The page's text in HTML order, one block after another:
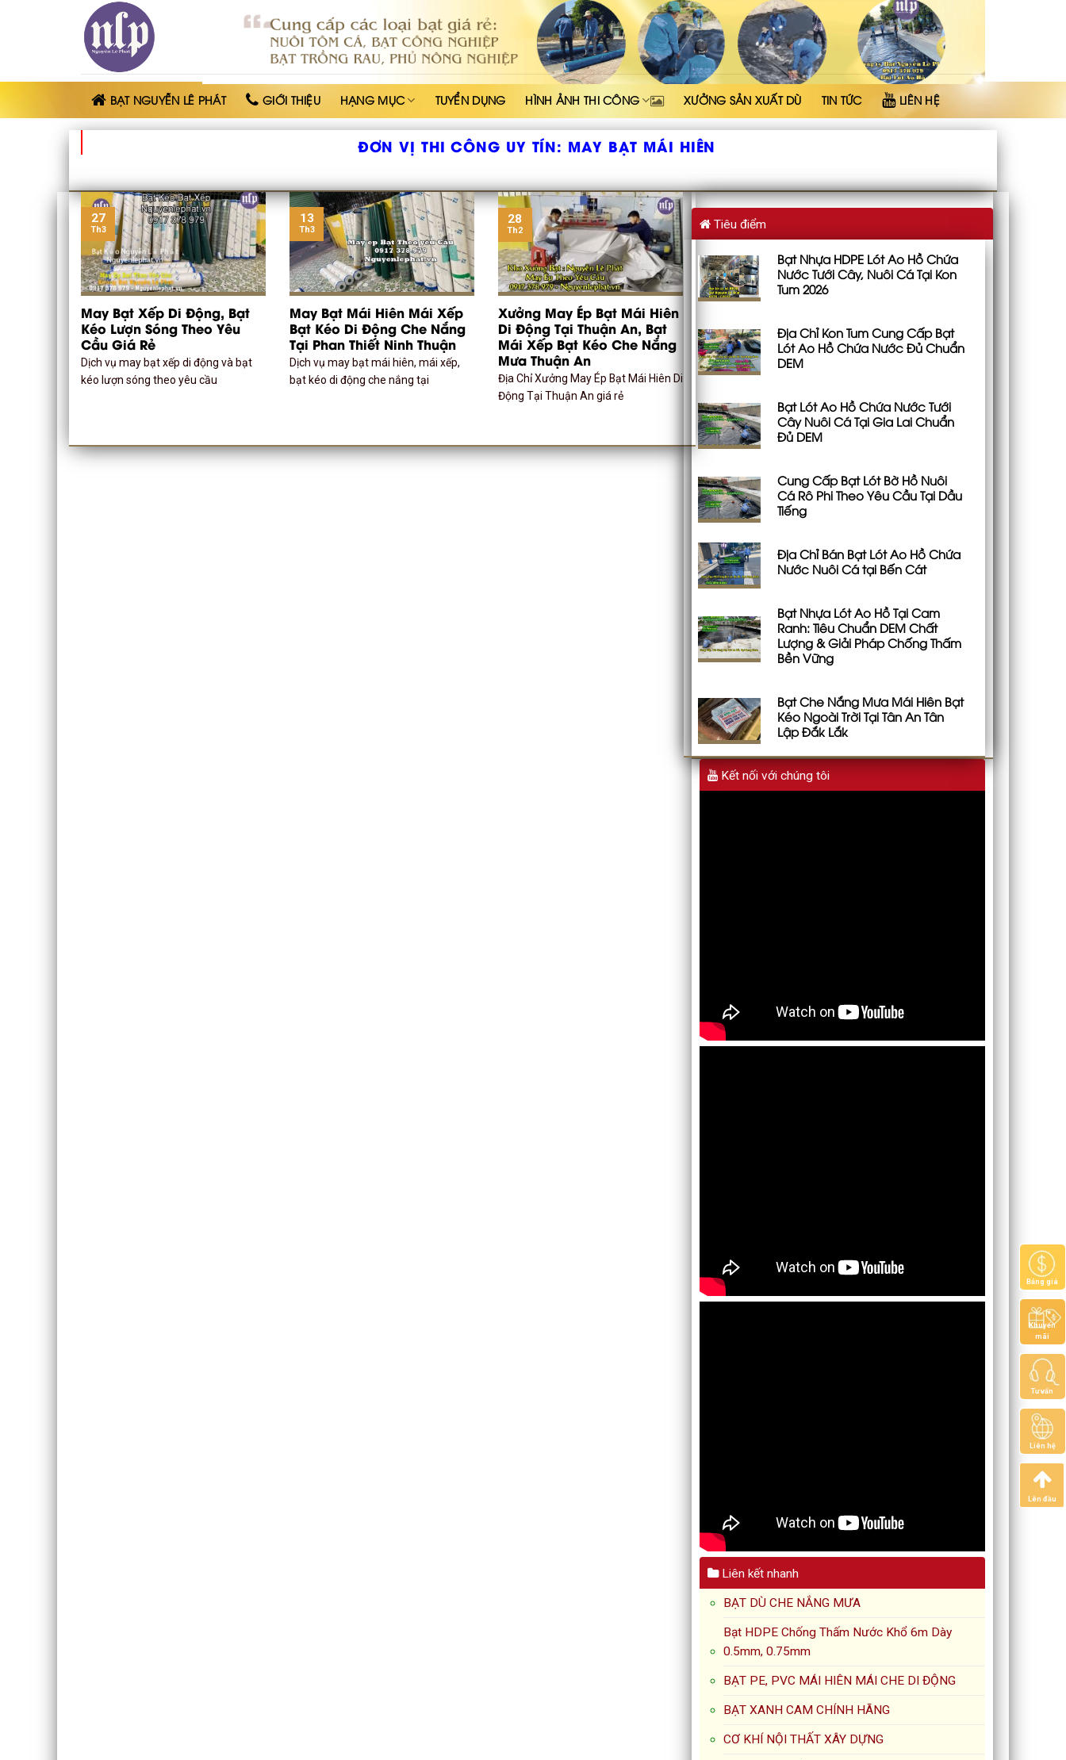
PHÁT
BẠT NGUYỄN LÊ PHÁT GIỚI THIỆU HẠNG MỤC TUYỂN DỤNG HÌNH ẢNH THI CÔNG XƯỞNG SẢN XUẤT DÙ TIN TỨC LIÊN HỆ
ĐƠN VỊ THI CÔNG UY TÍN: MAY BẠT MÁI HIÊN
May Bạt Xếp Di Động, Bạt
Kéo Lượn Sóng Theo Yêu
Cầu Giá Rẻ
Dịch vụ may bạt xếp di động và bạt
kéo lượn sóng theo yêu cầu
27
Th3
May Bạt Mái Hiên Mái Xếp
Bạt Kéo Di Động Che Nắng
Tại Phan Thiết Ninh Thuận
Dịch vụ may bạt mái hiên, mái xếp,
bạt kéo di động che nắng tại
13
Th3
Xưởng May Ép Bạt Mái Hiên
Di Động Tại Thuận An, Bạt
Mái Xếp Bạt Kéo Che Nắng
Mưa Thuận An
Địa Chỉ Xưởng May Ép Bạt Mái Hiên Di
Động Tại Thuận An giá rẻ
28
Th2 Tiêu điểm
Bạt Nhựa HDPE Lót Ao Hồ Chứa
Nước Tưới Cây, Nuôi Cá Tại Kon
Tum 2026
Địa Chỉ Kon Tum Cung Cấp Bạt
Lót Ao Hồ Chứa Nước Đủ Chuẩn
DEM
Bạt Lót Ao Hồ Chứa Nước Tưới
Cây Nuôi Cá Tại Gia Lai Chuẩn
Đủ DEM
Cung Cấp Bạt Lót Bờ Hồ Nuôi
Cá Rô Phi Theo Yêu Cầu Tại Dầu
Tiếng
Địa Chỉ Bán Bạt Lót Ao Hồ Chứa
Nước Nuôi Cá tại Bến Cát
Bạt Nhựa Lót Ao Hồ Tại Cam
Ranh: Tiêu Chuẩn DEM Chất
Lượng & Giải Pháp Chống Thấm
Bền Vững
Bạt Che Nắng Mưa Mái Hiên Bạt
Kéo Ngoài Trời Tại Tân An Tân
Lập Đắk Lắk
Kết nối với chúng tôi
Liên kết nhanh
BẠT DÙ CHE NẮNG MƯA
Bạt HDPE Chống Thấm Nước Khổ 6m Dày
0.5mm, 0.75mm
BẠT PE, PVC MÁI HIÊN MÁI CHE DI ĐỘNG
BẠT XANH CAM CHÍNH HÃNG
CƠ KHÍ NỘI THẤT XÂY DỰNG
Bảng giá
Khuyến
mãi
Tư vấn
Liên hệ
Lên đầu